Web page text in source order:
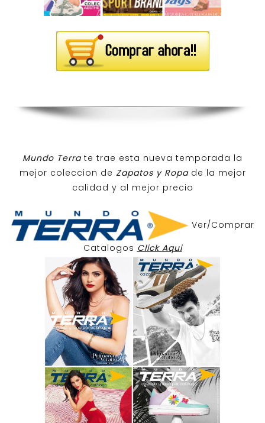
Mundo Terra te trae esta nueva temporada la
mejor coleccion de Zapatos y Ropa de la mejor
calidad y al mejor precio
Ver/Comprar
Catalogos Click Aqui